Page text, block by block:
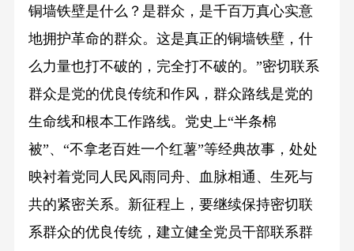
铜墙铁壁是什么？是群众，是千百万真心实意
地拥护革命的群众。这是真正的铜墙铁壁，什
么力量也打不破的，完全打不破的。”密切联系
群众是党的优良传统和作风，群众路线是党的
生命线和根本工作路线。党史上“半条棉
被”、“不拿老百姓一个红薯”等经典故事，处处
映衬着党同人民风雨同舟、血脉相通、生死与
共的紧密关系。新征程上，要继续保持密切联
系群众的优良传统，建立健全党员干部联系群